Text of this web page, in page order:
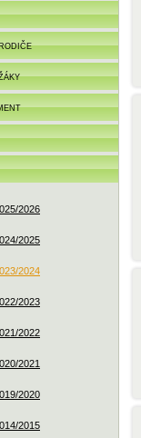
2026
2025
2024
2023
2022
2021
2020
2015